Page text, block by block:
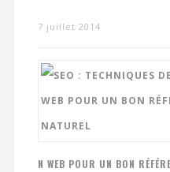
7 juillet 2014
N WEB POUR UN BON